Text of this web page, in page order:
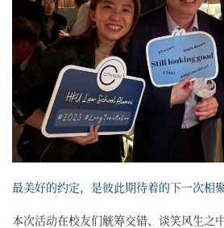
最美好的约定，是彼此期待着的下一次相聚
本次活动在校友们觥筹交错、谈笑风生之